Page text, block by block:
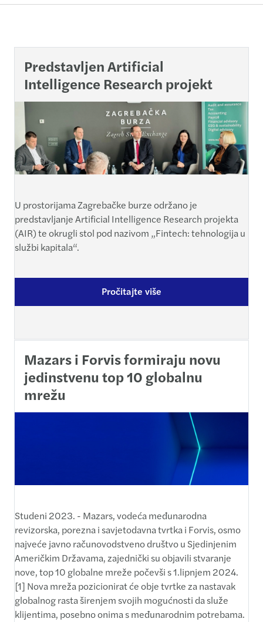
Predstavljen Artificial
Intelligence Research projekt
U prostorijama Zagrebačke burze održano je
predstavljanje Artificial Intelligence Research projekta
(AIR) te okrugli stol pod nazivom „Fintech: tehnologija u
službi kapitala“.
Pročitajte više
Mazars i Forvis formiraju novu
jedinstvenu top 10 globalnu
mrežu
Studeni 2023. - Mazars, vodeća međunarodna
revizorska, porezna i savjetodavna tvrtka i Forvis, osmo
najveće javno računovodstveno društvo u Sjedinjenim
Američkim Državama, zajednički su objavili stvaranje
nove, top 10 globalne mreže počevši s 1.lipnjem 2024.
[1] Nova mreža pozicionirat će obje tvrtke za nastavak
globalnog rasta širenjem svojih mogućnosti da služe
klijentima, posebno onima s međunarodnim potrebama.